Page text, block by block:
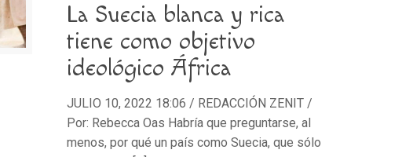
La Suecia blanca y rica
tiene como objetivo
ideológico África
JULIO 10, 2022 18:06 / REDACCIÓN ZENIT /
Por: Rebecca Oas Habría que preguntarse, al
menos, por qué un país como Suecia, que sólo